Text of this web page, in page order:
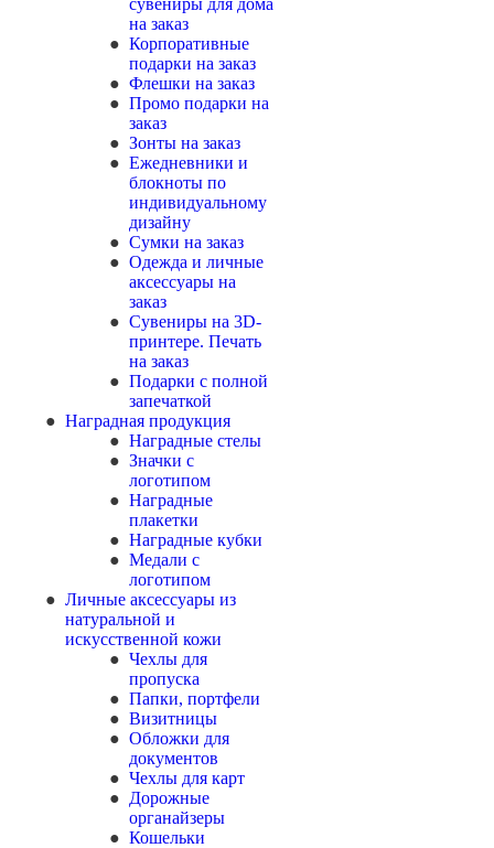
сувениры для дома
на заказ
Корпоративные
подарки на заказ
Флешки на заказ
Промо подарки на
заказ
Зонты на заказ
Ежедневники и
блокноты по
индивидуальному
дизайну
Сумки на заказ
Одежда и личные
аксессуары на
заказ
Сувениры на 3D-
принтере. Печать
на заказ
Подарки с полной
запечаткой
Наградная продукция
Наградные стелы
Значки с
логотипом
Наградные
плакетки
Наградные кубки
Медали с
логотипом
Личные аксессуары из
натуральной и
искусственной кожи
Чехлы для
пропуска
Папки, портфели
Визитницы
Обложки для
документов
Чехлы для карт
Дорожные
органайзеры
Кошельки